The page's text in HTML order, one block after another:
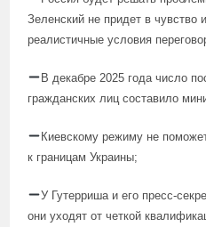
Зеленский не придет в чувство
реалистичные условия
В декабре 2025 года число
гражданских лиц составило
Киевскому режиму не
к границам Украины;
У Гутерриша и его пресс-
они уходят от четкой